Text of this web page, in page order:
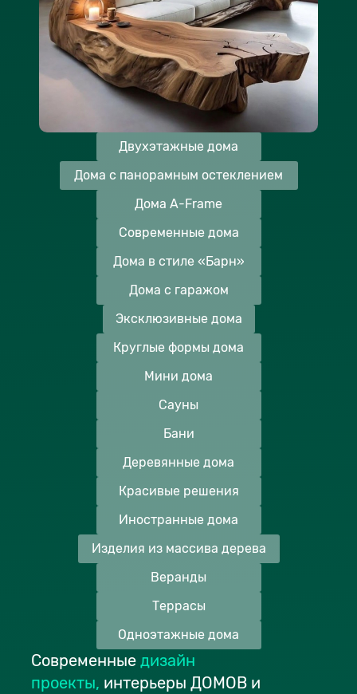
Двухэтажные дома
Дома с панорамным остеклением
Дома A-Frame
Современные дома
Дома в стиле «Барн»
Дома с гаражом
Эксклюзивные дома
Круглые формы дома
Мини дома
Сауны
Бани
Деревянные дома
Красивые решения
Иностранные дома
Изделия из массива дерева
Веранды
Террасы
Одноэтажные дома
Современные дизайн
проекты, интерьеры ДОМОВ и